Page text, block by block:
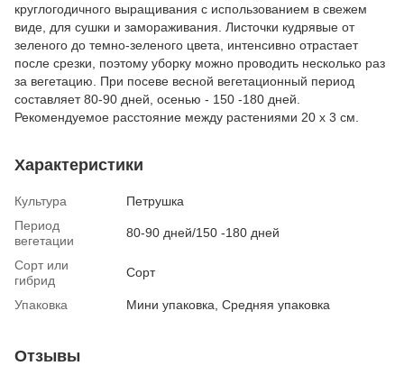
круглогодичного выращивания с использованием в свежем
виде, для сушки и замораживания. Листочки кудрявые от
зеленого до темно-зеленого цвета, интенсивно отрастает
после срезки, поэтому уборку можно проводить несколько раз
за вегетацию. При посеве весной вегетационный период
составляет 80-90 дней, осенью - 150 -180 дней.
Рекомендуемое расстояние между растениями 20 х 3 см.
Характеристики
Культура
Петрушка
Период
вегетации
80-90 дней/150 -180 дней
Сорт или
гибрид
Сорт
Упаковка Мини упаковка, Средняя упаковка
Отзывы